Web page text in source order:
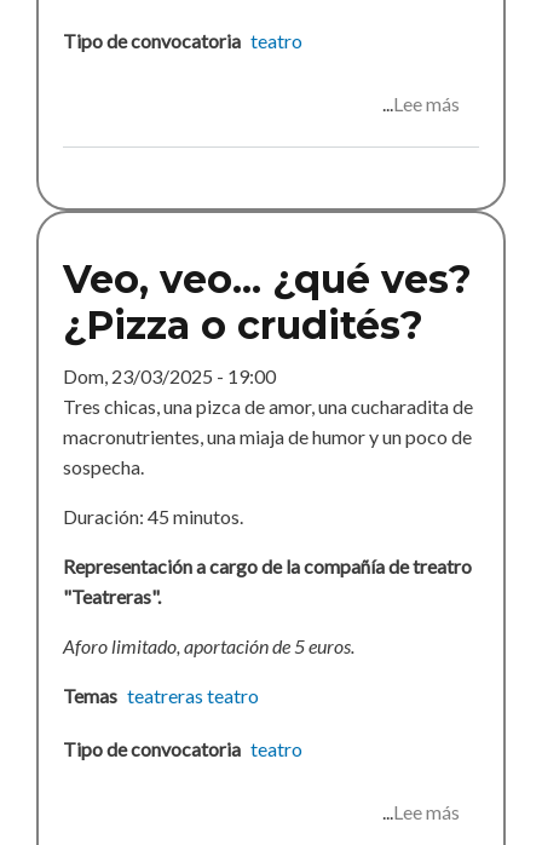
Tipo de convocatoria teatro
Lee más
Misterio
Veo, veo... ¿qué ves?
¿Pizza o crudités?
Dom, 23/03/2025 - 19:00
Tres chicas, una pizca de amor, una cucharadita de
macronutrientes, una miaja de humor y un poco de
sospecha.
Duración: 45 minutos.
Representación a cargo de la compañía de treatro
"Teatreras".
Aforo limitado, aportación de 5 euros.
Temas teatreras teatro
Tipo de convocatoria teatro
Lee más